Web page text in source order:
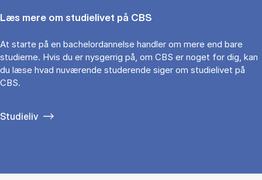
Læs mere om studielivet på CBS
At starte på en bachelordannelse handler om mere end bare
studierne. Hvis du er nysgerrig på, om CBS er noget for dig, kan
du læse hvad nuværende studerende siger om studielivet på
CBS.
Studieliv